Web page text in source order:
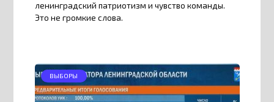
ленинградский патриотизм и чувство команды.
Это не громкие слова.
ВЫБОРЫ